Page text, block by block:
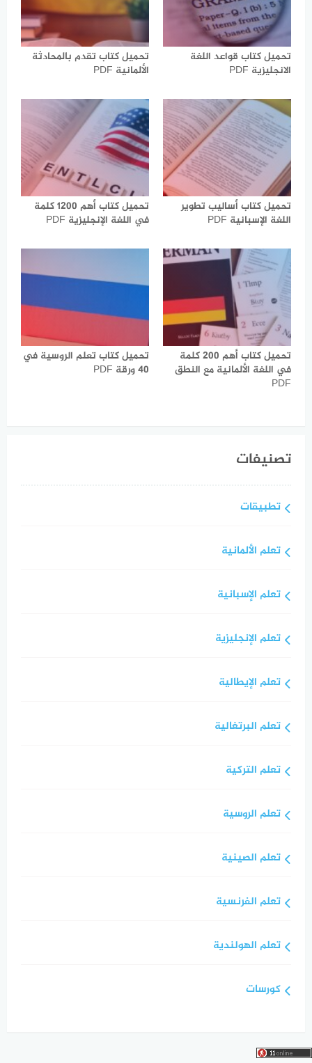
تحميل كتاب قواعد اللغة
الانجليزية PDF
تحميل كتاب تقدم بالمحادثة
الألمانية PDF
تحميل كتاب أساليب تطوير
اللغة الإسبانية PDF
تحميل كتاب أهم 1200 كلمة
في اللغة الإنجليزية PDF
تحميل كتاب أهم 200 كلمة
في اللغة الألمانية مع النطق
PDF
تحميل كتاب تعلم الروسية في
40 ورقة PDF
تصنيفات
تطبيقات
تعلم الألمانية
تعلم الإسبانية
تعلم الإنجليزية
تعلم الإيطالية
تعلم البرتغالية
تعلم التركية
تعلم الروسية
تعلم الصينية
تعلم الفرنسية
تعلم الهولندية
كورسات